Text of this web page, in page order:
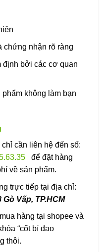
chứng nhận rõ ràng
định bởi các cơ quan
không làm bạn
cần liên hệ đến số:
để đặt hàng
về sản phẩm.
trực tiếp tại địa chỉ:
Vấp, TP.HCM
hàng tại shopee và
“cốt bí đao
thôi.